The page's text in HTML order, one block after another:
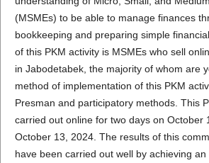
(MSMEs) to be able to manage finances
bookkeeping and preparing simple
of this PKM activity is MSMEs who sell
in Jabodetabek, the majority of whom are
method of implementation of this PKM
Presman and participatory methods. This
carried out online for two days on October
October 13, 2024. The results of this
have been carried out well by achieving